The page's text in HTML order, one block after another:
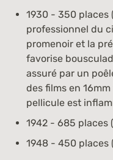
1930 - 350 places
professionnel du
promenoir et la
favorise
assuré par un
des films en
pellicule est
1942 - 685 places
1948 - 450 places